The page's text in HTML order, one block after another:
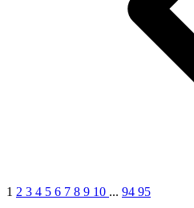
1 2 3 4 5 6 7 8 9 10 ... 94 95